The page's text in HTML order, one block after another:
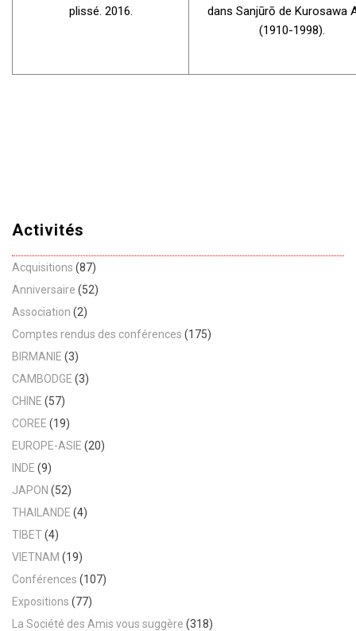
plissé. 2016.
dans Sanjūrō de Kurosawa
(1910-1998).
Activités
Acquisitions (87)
Anniversaire (52)
Association (2)
Comptes rendus des conférences (175)
BIRMANIE (3)
CAMBODGE (3)
CHINE (57)
COREE (19)
EUROPE-ASIE (20)
INDE (9)
JAPON (52)
THAILANDE (4)
TIBET(4)
VIETNAM (19)
Conférences (107)
Expositions (77)
La Société des Amis vous suggère (318)